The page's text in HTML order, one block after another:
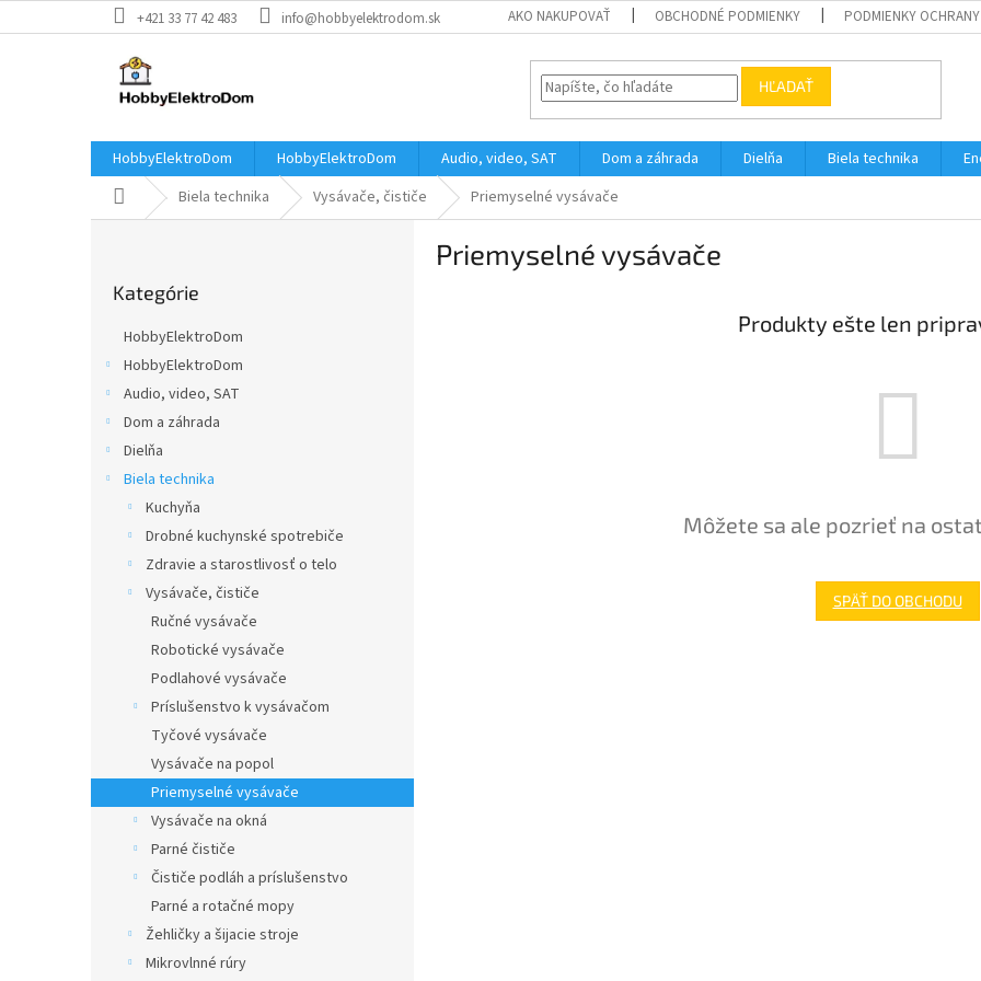
na
+421 33 77 42 483 info@hobbyelektrodom.sk AKO NAKUPOVAŤ OBCHODNÉ PODMIENKY PODMIENKY OCHRANY
HĽADAŤ
HobbyElektroDom HobbyElektroDom Audio, video, SAT Dom a záhrada Dielňa Biela technika
DomovBiela technika Vysávače, čističe Priemyselné vysávače
kategórie
Kategórie
HobbyElektroDom
HobbyElektroDom
Audio, video, SAT
Dom a záhrada
Dielňa
Biela technika
Kuchyňa
Drobné kuchynské spotrebiče
Zdravie a starostlivosť o telo
Vysávače, čističe
Ručné vysávače
Robotické vysávače
Podlahové vysávače
Príslušenstvo k vysávačom
Tyčové vysávače
Vysávače na popol
Priemyselné vysávače
Vysávače na okná
Parné čističe
Čističe podláh a príslušenstvo
Parné a rotačné mopy
Žehličky a šijacie stroje
Mikrovlnné rúry
Priemyselné vysávače
Produkty ešte len
Môžete sa ale pozrieť na
SPÄŤ DO OBCHODU